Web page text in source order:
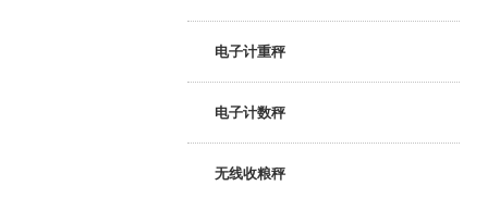
电子计重秤
电子计数秤
无线收粮秤